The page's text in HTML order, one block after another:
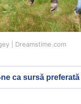
| Dreamstime.com
ca sursă